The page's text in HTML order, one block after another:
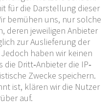
für die Darstellung dieser
bemühen uns, nur solche
deren jeweiligen Anbieter
zur Auslieferung der
haben wir keinen
Dritt‐Anbieter die IP‐
Zwecke speichern.
ist, klären wir die Nutzer
auf.